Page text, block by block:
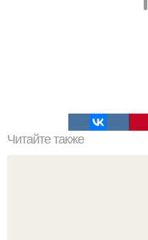
Читайте также